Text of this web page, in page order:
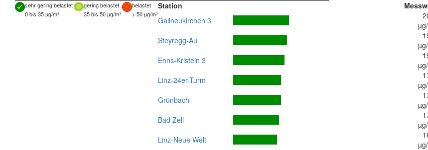
sehr gering belastet gering belastet
belastet
0 bis 35 µg/m³
35 bis 50 µg/m³ > 50 µg/m³
Station
Gallneukirchen 3
Steyregg-Au
Enns-Kristein 3
Linz-24er-Turm
Grünbach
Bad Zell
Linz-Neue Welt